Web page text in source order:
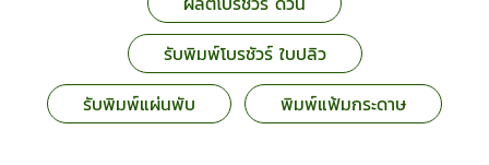
รับพิมพ์โบรชัวร์ ใบปลิว
รับพิมพ์แผ่นพับ
พิมพ์แฟ้มกระดาษ